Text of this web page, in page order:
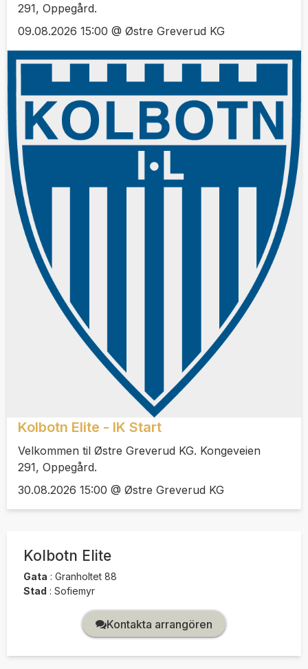
291, Oppegård.
09.08.2026 15:00 @ Østre Greverud KG
Kolbotn Elite - IK Start
Velkommen til Østre Greverud KG. Kongeveien
291, Oppegård.
30.08.2026 15:00 @ Østre Greverud KG
Kolbotn Elite
Gata : Granholtet 88
Stad : Sofiemyr
Kontakta arrangören